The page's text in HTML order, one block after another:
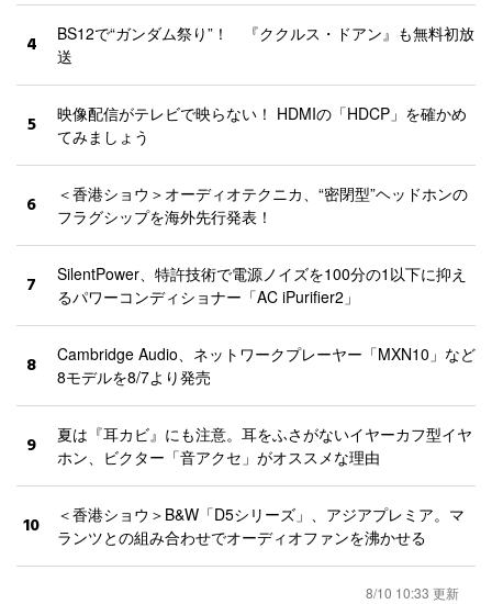
4
BS12で“ガンダム祭り”！ 『ククルス・ドアン』も無料初放
送
5
映像配信がテレビで映らない！ HDMIの「HDCP」を確かめ
てみましょう
6
＜香港ショウ＞オーディオテクニカ、“密閉型”ヘッドホンの
フラグシップを海外先行発表！
7
SilentPower、特許技術で電源ノイズを100分の1以下に抑え
るパワーコンディショナー「AC iPurifier2」
8
Cambridge Audio、ネットワークプレーヤー「MXN10」など
8モデルを8/7より発売
9
夏は『耳カビ』にも注意。耳をふさがないイヤーカフ型イヤ
ホン、ビクター「音アクセ」がオススメな理由
10
＜香港ショウ＞B&W「D5シリーズ」、アジアプレミア。マ
ランツとの組み合わせでオーディオファンを沸かせる
8/10 10:33 更新